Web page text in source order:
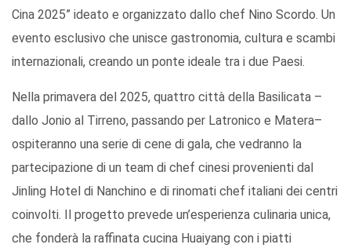
Cina 2025” ideato e organizzato dallo chef Nino Scordo. Un
evento esclusivo che unisce gastronomia, cultura e scambi
internazionali, creando un ponte ideale tra i due Paesi.
Nella primavera del 2025, quattro città della Basilicata –
dallo Jonio al Tirreno, passando per Latronico e Matera–
ospiteranno una serie di cene di gala, che vedranno la
partecipazione di un team di chef cinesi provenienti dal
Jinling Hotel di Nanchino e di rinomati chef italiani dei centri
coinvolti. Il progetto prevede un’esperienza culinaria unica,
che fonderà la raffinata cucina Huaiyang con i piatti